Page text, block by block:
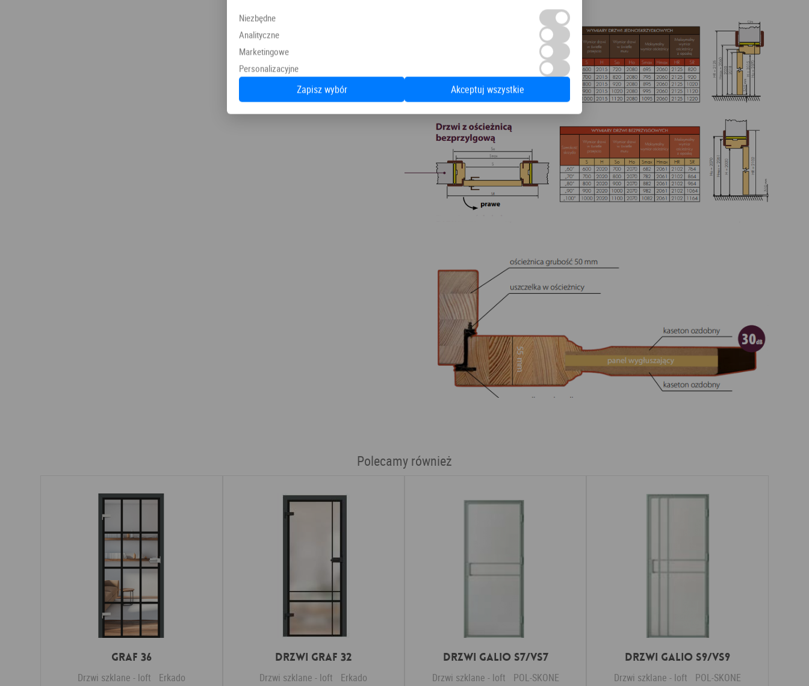
Polecamy również
Graf 36
Drzwi szklane - loft Erkado
Drzwi GRAF 32
Drzwi szklane - loft Erkado
Drzwi GALIO S7/VS7
Drzwi szklane - loft POL-SKONE
Drzwi GALIO S9/VS9
Drzwi szklane - loft POL-SKONE
Niezbędne
Analityczne
Marketingowe
Personalizacyjne
Zapisz wybór Akceptuj wszystkie